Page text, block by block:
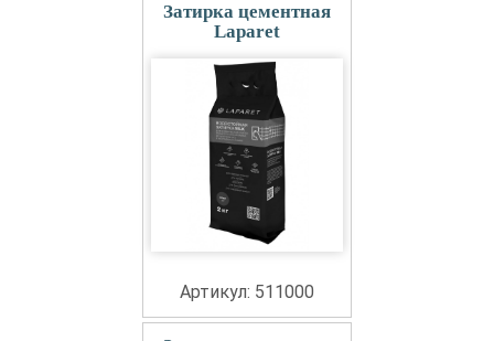
Затирка цементная
Laparet
Артикул: 511000